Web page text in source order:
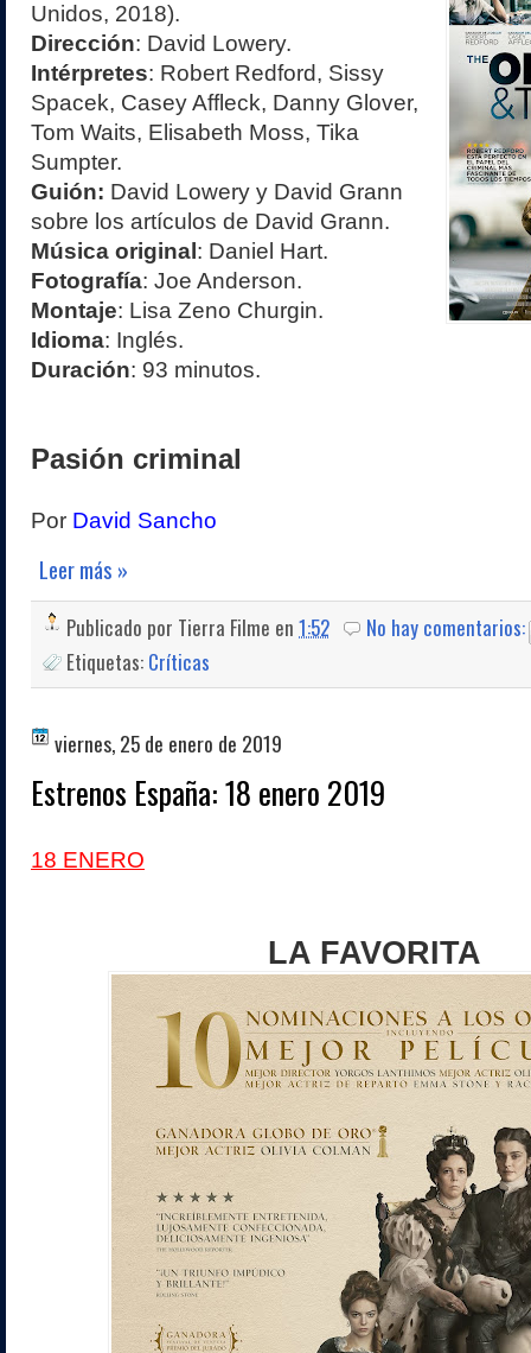
Unidos, 2018).
Dirección: David Lowery.
Intérpretes: Robert Redford, Sissy
Spacek, Casey Affleck, Danny Glover,
Tom Waits, Elisabeth Moss, Tika
Sumpter.
Guión: David Lowery y David Grann
sobre los artículos de David Grann.
Música original : Daniel Hart.
Fotografía: Joe Anderson.
Montaje: Lisa Zeno Churgin.
Idioma: Inglés.
Duración: 93 minutos.
Pasión criminal
Por David Sancho
Leer más »
Publicado por Tierra Filme en 1:52
No hay comentarios:
Etiquetas: Críticas
viernes, 25 de enero de 2019
Estrenos España: 18 enero 2019
18 ENERO
LA FAVORITA